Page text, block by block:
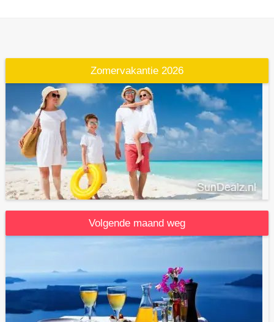
Zomervakantie 2026
Volgende maand weg